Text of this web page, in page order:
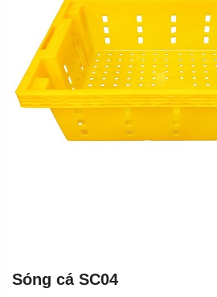
Sóng cá SC04